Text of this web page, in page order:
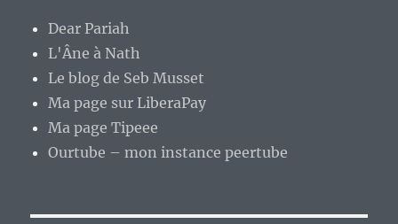
Dear Pariah
L'Âne à Nath
Le blog de Seb Musset
Ma page sur LiberaPay
Ma page Tipeee
Ourtube – mon instance peertube